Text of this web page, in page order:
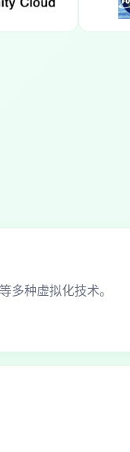
等多种虚拟化技术。